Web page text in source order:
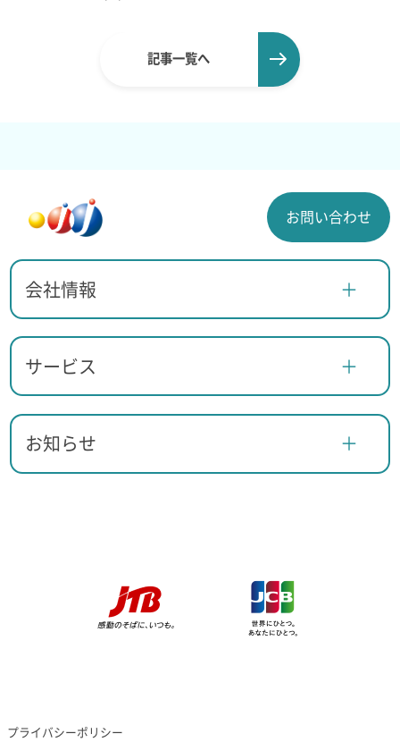
記事一覧へ
お問い合わせ
会社情報
サービス
お知らせ
プライバシーポリシー